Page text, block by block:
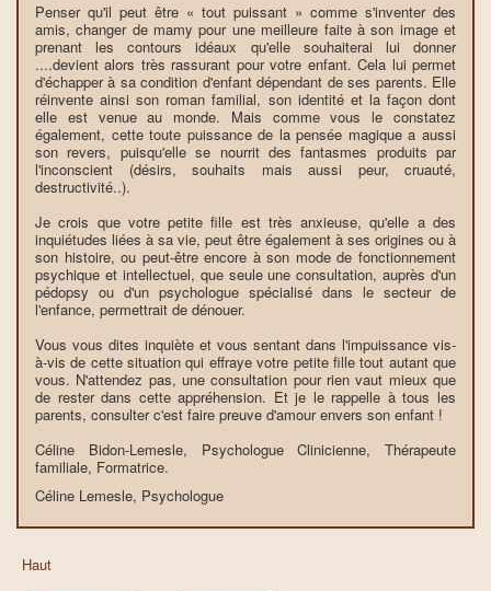
Penser qu'il peut être « tout puissant » comme s'inventer des
amis, changer de mamy pour une meilleure faite à son image et
prenant les contours idéaux qu'elle souhaiterai lui donner
....devient alors très rassurant pour votre enfant. Cela lui permet
d'échapper à sa condition d'enfant dépendant de ses parents. Elle
réinvente ainsi son roman familial, son identité et la façon dont
elle est venue au monde. Mais comme vous le constatez
également, cette toute puissance de la pensée magique a aussi
son revers, puisqu'elle se nourrit des fantasmes produits par
l'inconscient (désirs, souhaits mais aussi peur, cruauté,
destructivité..).
Je crois que votre petite fille est très anxieuse, qu'elle a des
inquiétudes liées à sa vie, peut être également à ses origines ou à
son histoire, ou peut-être encore à son mode de fonctionnement
psychique et intellectuel, que seule une consultation, auprès d'un
pédopsy ou d'un psychologue spécialisé dans le secteur de
l'enfance, permettrait de dénouer.
Vous vous dites inquiète et vous sentant dans l'impuissance vis-
à-vis de cette situation qui effraye votre petite fille tout autant que
vous. N'attendez pas, une consultation pour rien vaut mieux que
de rester dans cette appréhension. Et je le rappelle à tous les
parents, consulter c'est faire preuve d'amour envers son enfant !
Céline Bidon-Lemesle, Psychologue Clinicienne, Thérapeute
familiale, Formatrice.
Céline Lemesle, Psychologue
Haut